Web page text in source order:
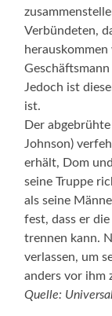
Verbündeten,
Jedoch ist
ist.
Der
Johnson)
erhält, Dom
seine Truppe
als seine
fest, dass er
trennen kann.
verlassen, um
anders vor ihm
Quelle: